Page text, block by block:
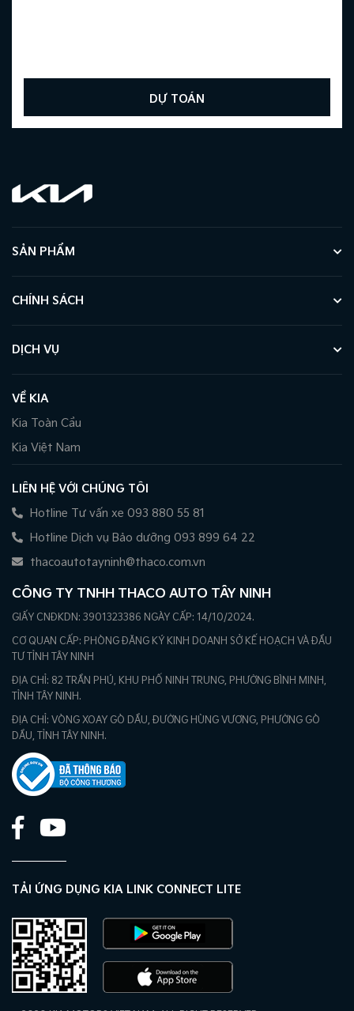
DỰ TOÁN
SẢN PHẨM
CHÍNH SÁCH
DỊCH VỤ
VỀ KIA
Kia Toàn Cầu
Kia Việt Nam
LIÊN HỆ VỚI CHÚNG TÔI
Hotline Tư vấn xe 093 880 55 81
Hotline Dịch vụ Bảo dưỡng 093 899 64 22
thacoautotayninh@thaco.com.vn
CÔNG TY TNHH THACO AUTO TÂY NINH
GIẤY CNĐKDN: 3901323386 NGÀY CẤP: 14/10/2024.
CƠ QUAN CẤP: PHÒNG ĐĂNG KÝ KINH DOANH SỞ KẾ HOẠCH VÀ ĐẦU
TƯ TỈNH TÂY NINH
ĐỊA CHỈ: 82 TRẦN PHÚ, KHU PHỐ NINH TRUNG, PHƯỜNG BÌNH MINH,
TỈNH TÂY NINH.
ĐỊA CHỈ: VÒNG XOAY GÒ DẦU, ĐƯỜNG HÙNG VƯƠNG, PHƯỜNG GÒ
DẦU, TỈNH TÂY NINH.
TẢI ỨNG DỤNG KIA LINK CONNECT LITE